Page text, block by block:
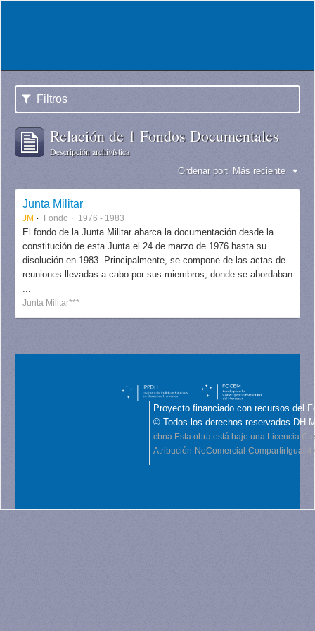
Filtros
Relación de 1 Fondos Documentales
Descripción archivística
Ordenar por: Más reciente
Junta Militar
JM Fondo 1976 - 1983
El fondo de la Junta Militar abarca la documentación desde la
constitución de esta Junta el 24 de marzo de 1976 hasta su
disolución en 1983. Principalmente, se compone de las actas de
reuniones llevadas a cabo por sus miembros, donde se abordaban
...
Junta Militar***
Proyecto financiado con recursos del
© Todos los derechos reservados DH
cbna Esta obra está bajo una Licencia
Atribución-NoComercial-CompartirIgual